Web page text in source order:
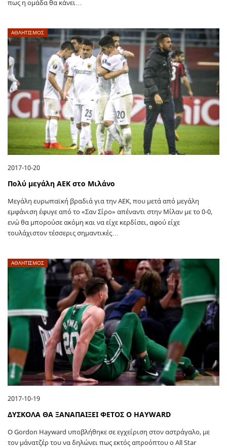
πως η ομάδα θα κάνει…
ΑΘΛΗΤΙΣΜΟΣ
2017-10-20
Πολύ μεγάλη ΑΕΚ στο Μιλάνο
Μεγάλη ευρωπαϊκή βραδιά για την ΑΕΚ, που μετά από μεγάλη
εμφάνιση έφυγε από το «Σαν Σίρο» απέναντι στην Μίλαν με το 0-0,
ενώ θα μπορούσε ακόμη και να είχε κερδίσει, αφού είχε
τουλάχιστον τέσσερις σημαντικές…
ΑΘΛΗΤΙΣΜΟΣ
2017-10-19
ΔΥΣΚΟΛΑ ΘΑ ΞΑΝΑΠΑΙΞΕΙ ΦΕΤΟΣ Ο HAYWARD
Ο Gordon Hayward υποβλήθηκε σε εγχείριση στον αστράγαλο, με
τον μάνατζέρ του να δηλώνει πως εκτός απροόπτου ο All Star